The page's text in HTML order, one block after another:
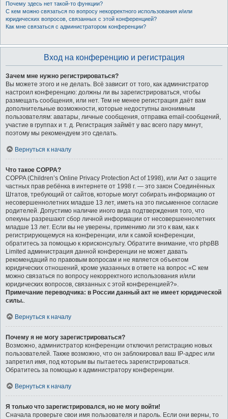
Почему здесь нет такой-то функции?
С кем можно связаться по вопросу некорректного использования и/или
юридических вопросов, связанных с этой конференцией?
Как мне связаться с администратором конференции?
Вход на конференцию и регистрация
Зачем мне нужно регистрироваться?
Вы можете этого и не делать. Всё зависит от того, как администратор
настроил конференцию: должны ли вы зарегистрироваться, чтобы
размещать сообщения, или нет. Тем не менее регистрация даёт вам
дополнительные возможности, которые недоступны анонимным
пользователям: аватары, личные сообщения, отправка email-сообщений,
участие в группах и т. д. Регистрация займёт у вас всего пару минут,
поэтому мы рекомендуем это сделать.
Вернуться к началу
Что такое COPPA?
COPPA (Children’s Online Privacy Protection Act of 1998), или Акт о защите
частных прав ребёнка в интернете от 1998 г. — это закон Соединённых
Штатов, требующий от сайтов, которые могут собирать информацию от
несовершеннолетних младше 13 лет, иметь на это письменное согласие
родителей. Допустимо наличие иного вида подтверждения того, что
опекуны разрешают сбор личной информации от несовершеннолетних
младше 13 лет. Если вы не уверены, применимо ли это к вам, как к
регистрирующемуся на конференции, или к самой конференции,
обратитесь за помощью к юрисконсульту. Обратите внимание, что phpBB
Limited администрация данной конференции не может давать
рекомендаций по правовым вопросам и не является объектом
юридических отношений, кроме указанных в ответе на вопрос «С кем
можно связаться по вопросу некорректного использования и/или
юридических вопросов, связанных с этой конференцией?».
Примечание переводчика: в России данный акт не имеет юридической
силы..
Вернуться к началу
Почему я не могу зарегистрироваться?
Возможно, администратор конференции отключил регистрацию новых
пользователей. Также возможно, что он заблокировал ваш IP-адрес или
запретил имя, под которым вы пытаетесь зарегистрироваться.
Обратитесь за помощью к администратору конференции.
Вернуться к началу
Я только что зарегистрировался, но не могу войти!
Сначала проверьте свои имя пользователя и пароль. Если они верны, то